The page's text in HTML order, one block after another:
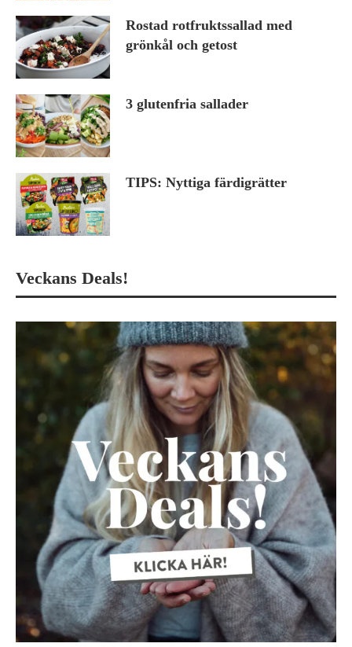
Rostad rotfruktssallad med
grönkål och getost
3 glutenfria sallader
TIPS: Nyttiga färdigrätter
Veckans Deals!